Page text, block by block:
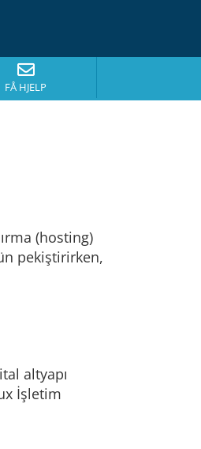
FÅ HJELP
(hosting)
pekiştirirken,
altyapı
İşletim